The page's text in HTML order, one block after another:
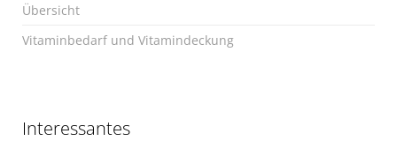
Übersicht
Vitaminbedarf und Vitamindeckung
Interessantes